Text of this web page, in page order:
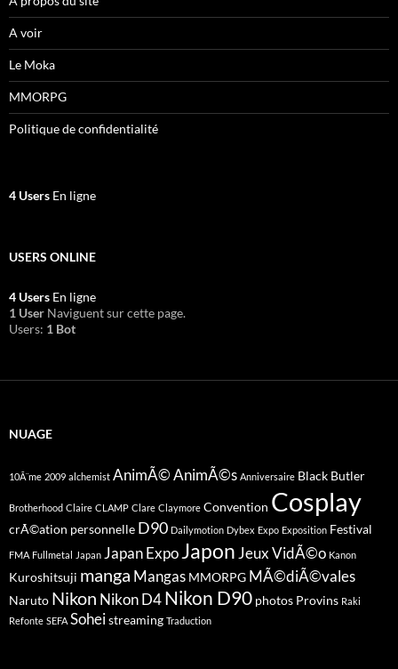
A voir
Le Moka
MMORPG
Politique de confidentialité
4 Users En ligne
USERS ONLINE
4 Users En ligne
1 User Naviguent sur cette page.
Users: 1 Bot
NUAGE
10Ã¨me 2009 alchemist AnimÃ© AnimÃ©s Anniversaire Black Butler
Brotherhood Claire CLAMP Clare Claymore Convention Cosplay
crÃ©ation personnelle D90 Dailymotion Dybex Expo Exposition Festival
FMA Fullmetal Japan Japan Expo Japon Jeux VidÃ©o Kanon
Kuroshitsuji manga Mangas MMORPG MÃ©diÃ©vales
Naruto Nikon Nikon D4 Nikon D90 photos Provins Raki
Refonte SEFA Soheistreaming Traduction